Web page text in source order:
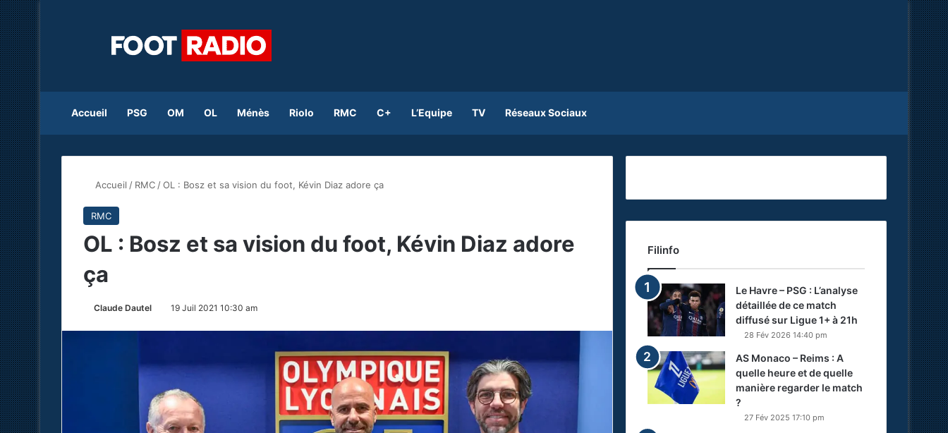
Accueil PSG OM OL Ménès Riolo RMC C+ L’Equipe TV Réseaux Sociaux
Accueil / RMC /OL : Bosz et sa vision du foot, Kévin Diaz adore ça
RMC
OL : Bosz et sa vision du foot, Kévin Diaz adore
ça
Claude Dautel 19 Juil 2021 10:30 am
Filinfo
Le Havre – PSG : L’analyse
détaillée de ce match
diffusé sur Ligue 1+ à 21h
28 Fév 2026 14:40 pm
AS Monaco – Reims : A
quelle heure et de quelle
manière regarder le match
?
27 Fév 2025 17:10 pm